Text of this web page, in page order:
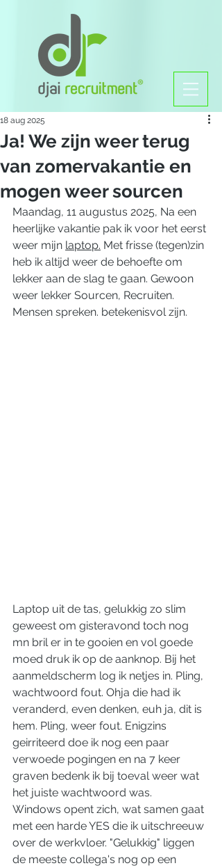
Ja! We zijn weer terug
van zomervakantie en
mogen weer sourcen
18 aug 2025
Maandag, 11 augustus 2025, Na een
heerlijke vakantie pak ik voor het eerst
weer mijn laptop. Met frisse (tegen)zin
heb ik altijd weer de behoefte om
lekker aan de slag te gaan. Gewoon
weer lekker Sourcen, Recruiten.
Mensen spreken. betekenisvol zijn.
Laptop uit de tas, gelukkig zo slim
geweest om gisteravond toch nog
mn bril er in te gooien en vol goede
moed druk ik op de aanknop. Bij het
aanmeldscherm log ik netjes in. Pling,
wachtwoord fout. Ohja die had ik
veranderd, even denken, euh ja, dit is
hem. Pling, weer fout. Enigzins
geirriteerd doe ik nog een paar
verwoede pogingen en na 7 keer
graven bedenk ik bij toeval weer wat
het juiste wachtwoord was.
Windows opent zich, wat samen gaat
met een harde YES die ik uitschreeuw
over de werkvloer. "Gelukkig" liggen
de meeste collega's nog op een